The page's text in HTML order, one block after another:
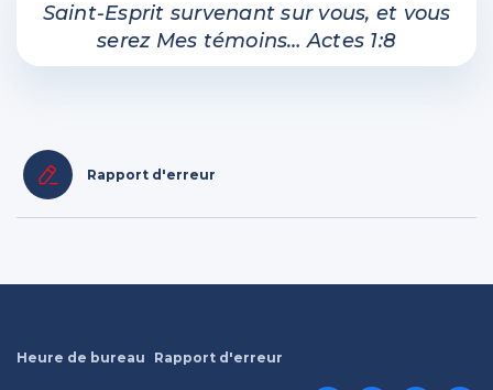
Saint-Esprit survenant sur vous, et vous
serez Mes témoins… Actes 1:8
Rapport d'erreur
Heure de bureau Rapport d'erreur